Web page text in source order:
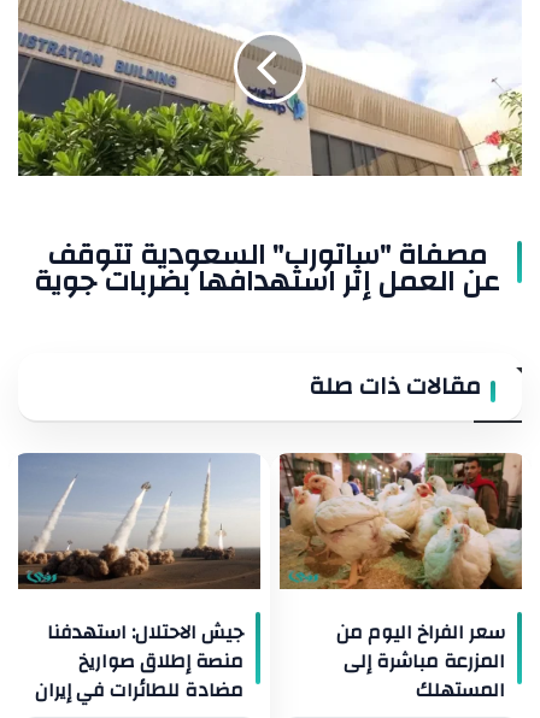
السعودية
العمل
إثر
استهدافها
بضربات
مصفاة "ساتورب" السعودية تتوقف
عن العمل إثر استهدافها بضربات جوية
مقالات ذات صلة
سعر الفراخ اليوم من
المزرعة مباشرة إلى
المستهلك
جيش الاحتلال: استهدفنا
منصة إطلاق صواريخ
مضادة للطائرات في إيران